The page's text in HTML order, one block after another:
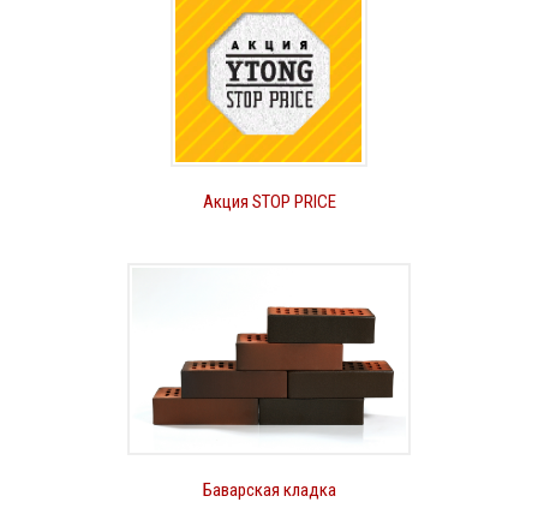
Акция STOP PRICE
Баварская кладка